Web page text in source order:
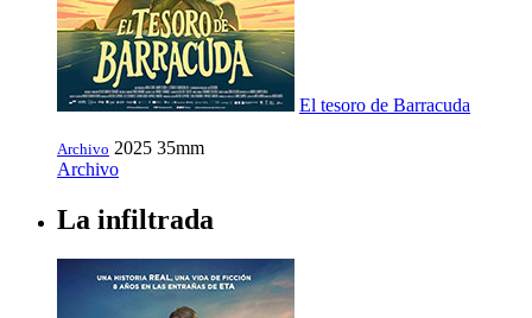
El tesoro de Barracuda
Archivo 2025 35mm
Archivo
La infiltrada